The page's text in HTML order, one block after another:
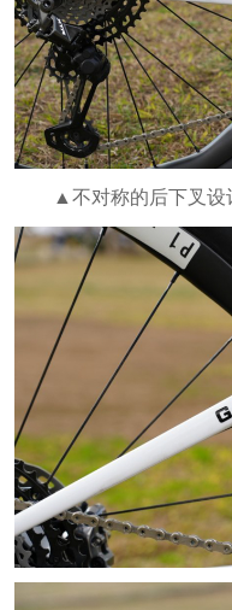
▲不对称的后下叉设